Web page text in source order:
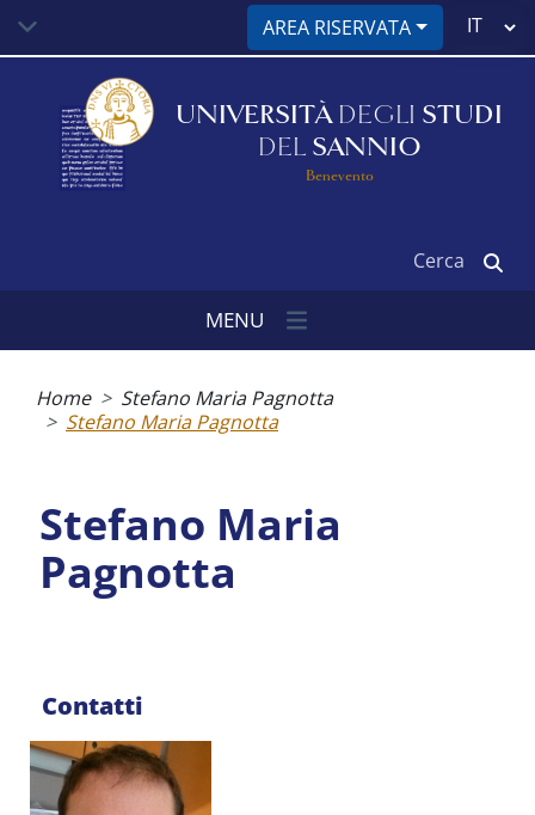
contenuto
AREA RISERVATA
Select
UNIVERSITÀ DEGLI STUDI
DEL SANNIO
Benevento
MENU
pane
Home
Stefano Maria Pagnotta
Stefano Maria Pagnotta
Stefano Maria
Pagnotta
Contatti